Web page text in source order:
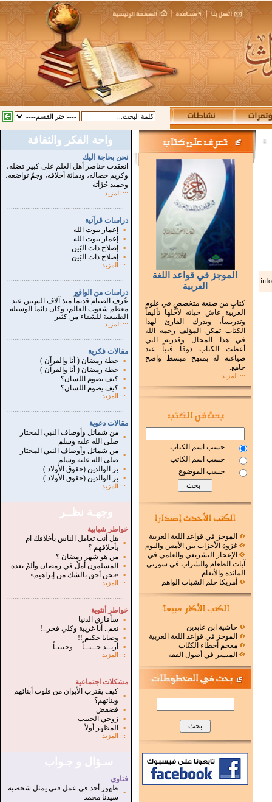
واحة الفكر والثقافة
نحن بحاجة اليك
انعقدت خناصر أهل العلم على كبير فضله،
وكريم خصاله، ودماثة أخلاقه، وجمّ تواضعه،
وحميد جُرْأته
::: المزيد
دراسات قرآنية
▪
إعمار بيوت الله
▪
إعمار بيوت الله
▪
إصلاح ذات البَين
▪
إصلاح ذات البَين
:::
المزيد
دراسات من الواقع
عُرف الصيام قديماً منذ آلاف السنين عند
معظم شعوب العالم، وكان دائماً الوسيلة
الطبيعية للشفاء من كثير
:::
المزيد
مقالات فكرية
▪
خطة رمضان ( أنا والقرآن )
▪
خطة رمضان ( أنا والقرآن )
▪
كيف يصوم اللسان؟
▪
كيف يصوم اللسان؟
:::
المزيد
مقالات دعوية
▪
من شمائل وأوصاف النبي المختار
صلى الله عليه وسلم
▪
من شمائل وأوصاف النبي المختار
صلى الله عليه وسلم
▪
بر الوالدين (حقوق الأولاد )
▪
بر الوالدين (حقوق الأولاد )
::: المزيد
وجهـة نظــر
خواطر شبابية
▪
هل أنت تعامل الناس بأخلاقك ام
بأخلاقهم ؟
▪
من هو شهر رمضان ؟
▪
المسلمون أملٌ في رمضان وألمٌ بعده
▪
«نحن أحق بالشك من إبراهيم»
:::
المزيد
خواطر أنثوية
▪
سأفارق الدنيا
▪
نعم.. أنا غريبة وكلي فخر..!
▪
وصايا حكيم !!
▪
أريــد حــبــاً . . وحبيبـاً
:::
المزيد
مشكلات اجتماعية
▪
كيف يقترب الأبوان من قلوب أبنائهم
وبناتهم؟
▪
فضفض
▪
زوجي الحبيب
▪
المظهر أولاً....
::: المزيد
فتاوى
▪
ظهور أحد في عمل فني يمثل شخصية
سيدنا محمد
الموجز في قواعد اللغة
العربية
كتابٍ من صنعة متخصصٍ في علوم
العربية عاش حياته لأجلها تأليفاً
وتدريساً، ويدرك القارئ لهذا
الكتاب تمكن المؤلف رحمه الله
في هذا المجال وقدرته التي
أعطت الكتاب ذوقاً فنياً عند
صياغته له بمنهج مبسط واضح
جامع.
::: المزيد
حسب اسم الكتاب
حسب اسم الكاتب
حسب الموضوع
الموجز في قواعد اللغة العربية
غزوة الأحزاب بين الأمس واليوم
الإعجاز التشريعي والعلمي في
آيات الطعام والشراب في سورتي
المائدة والأنعام
أمريكا حلم الشباب الواهم
حاشية ابن عابدين
الموجز في قواعد اللغة العربية
معجم أخطاء الكتّاب
الميسر في أصول الفقه